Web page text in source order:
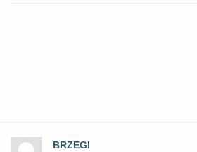
BRZEGI